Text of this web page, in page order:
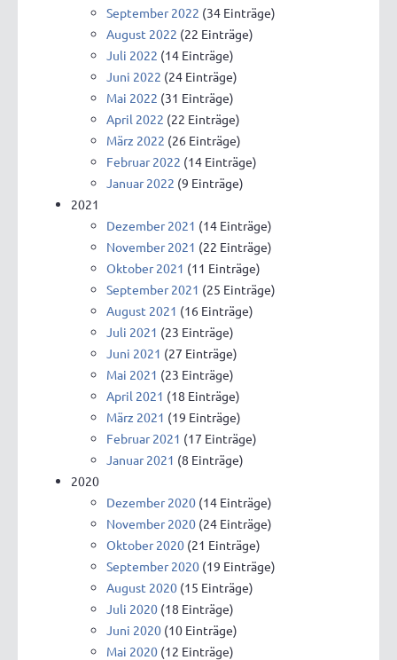
September 2022 (34 Einträge)
August 2022 (22 Einträge)
Juli 2022 (14 Einträge)
Juni 2022 (24 Einträge)
Mai 2022 (31 Einträge)
April 2022 (22 Einträge)
März 2022 (26 Einträge)
Februar 2022 (14 Einträge)
Januar 2022 (9 Einträge)
2021
Dezember 2021 (14 Einträge)
November 2021 (22 Einträge)
Oktober 2021 (11 Einträge)
September 2021 (25 Einträge)
August 2021 (16 Einträge)
Juli 2021 (23 Einträge)
Juni 2021 (27 Einträge)
Mai 2021 (23 Einträge)
April 2021 (18 Einträge)
März 2021 (19 Einträge)
Februar 2021 (17 Einträge)
Januar 2021 (8 Einträge)
2020
Dezember 2020 (14 Einträge)
November 2020 (24 Einträge)
Oktober 2020 (21 Einträge)
September 2020 (19 Einträge)
August 2020 (15 Einträge)
Juli 2020 (18 Einträge)
Juni 2020 (10 Einträge)
Mai 2020 (12 Einträge)